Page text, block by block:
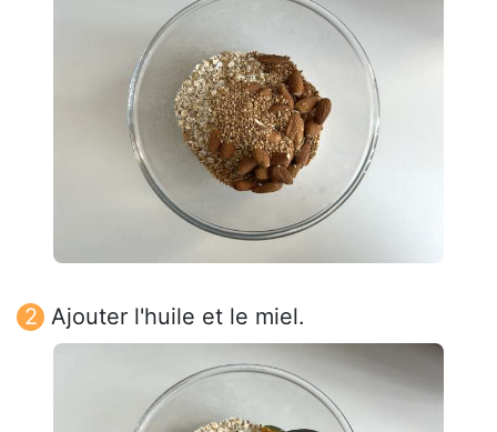
Ajouter l'huile et le miel.